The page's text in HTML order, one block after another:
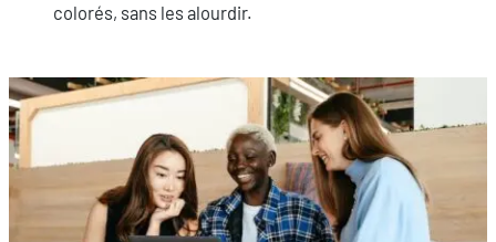
colorés, sans les alourdir.